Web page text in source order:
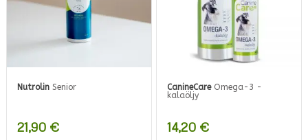
Nutrolin Senior
21,90 €
CanineCareOmega-3 -
kalaöljy
14,20 €